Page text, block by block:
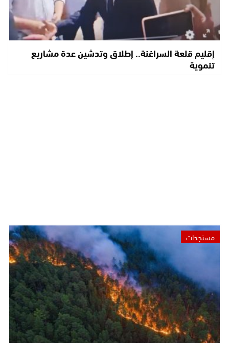
إقليم قلعة السراغنة.. إطلاق وتدشين عدة مشاريع
تنموية
مستجدات